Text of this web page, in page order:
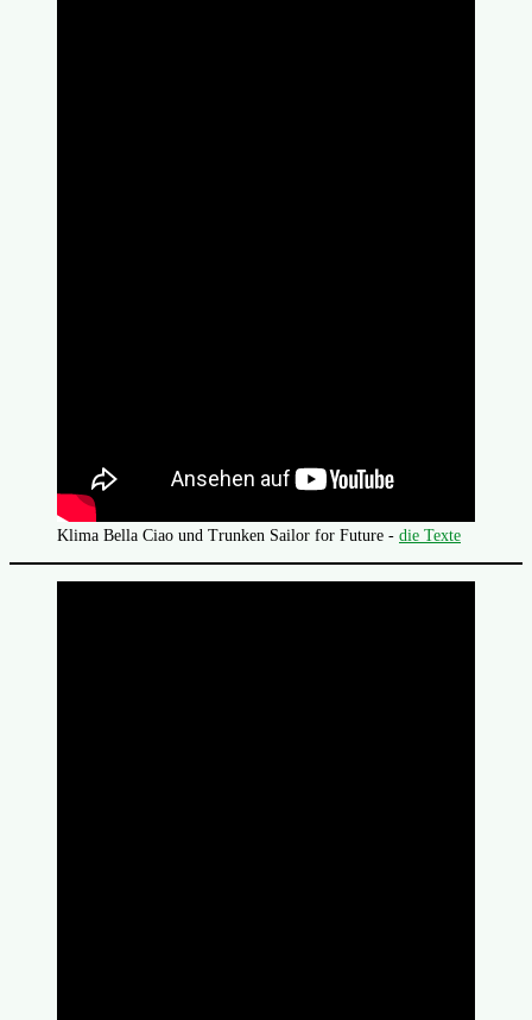
Klima Bella Ciao und Trunken Sailor for Future - die Texte